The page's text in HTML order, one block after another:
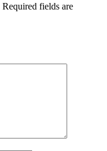
Required fields are